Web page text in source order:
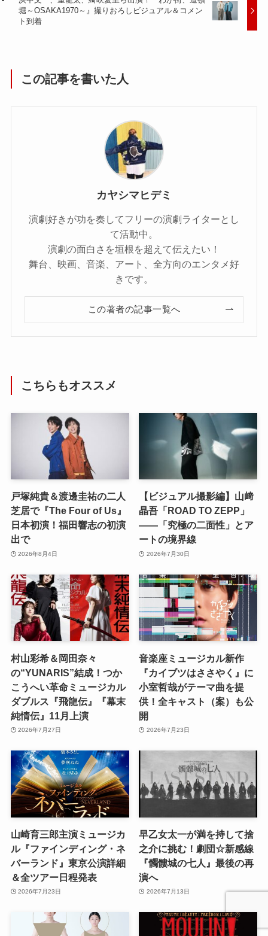
堀～OSAKA1970～』撮りおろしビジュアル＆コメン
ト到着
この記事を書いた人
カヤシマヒデミ
演劇好きが功を奏してフリーの演劇ライターとし
て活動中。
演劇の面白さを垣根を超えて伝えたい！
舞台、映画、音楽、アート、全方向のエンタメ好
きです。
この著者の記事一覧へ
こちらもオススメ
戸塚純貴＆渡邊圭祐の二人
芝居で『The Four of Us』
日本初演！福田響志の初演
出で
2026年8月4日
【ビジュアル撮影編】山﨑
晶吾「ROAD TO ZEPP」
――「究極の二面性」とア
ートの境界線
2026年7月30日
村山彩希＆岡田奈々
の“YUNARIS”結成！つか
こうへい革命ミュージカル
ダブルス『飛龍伝』『幕末
純情伝』11月上演
2026年7月27日
音楽座ミュージカル新作
『カイブツはささやく』に
小室哲哉がテーマ曲を提
供！全キャスト（案）も公
開
2026年7月23日
山崎育三郎主演ミュージカ
ル『ファインディング・ネ
バーランド』東京公演詳細
＆全ツアー日程発表
2026年7月23日
早乙女太一が満を持して捨
之介に挑む！劇団☆新感線
『髑髏城の七人』最後の再
演へ
2026年7月13日